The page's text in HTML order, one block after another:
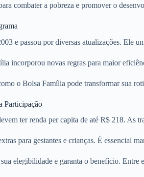
combater a pobreza e promover o
e passou por diversas atualizações. Ele
incorporou novas regras para maior
o Bolsa Família pode transformar sua
Participação
ter renda per capita de até R$ 218. As
para gestantes e crianças. É essencial
elegibilidade e garanta o benefício. Entre